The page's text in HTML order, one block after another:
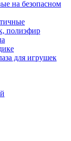
на безопасном
полиэфир
для игрушек